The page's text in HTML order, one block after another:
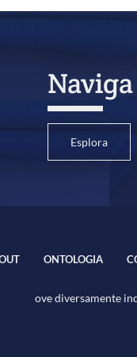
Esplora
ONTOLOGIA
ove diversamente